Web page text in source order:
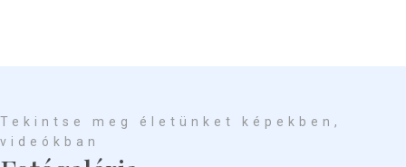
Tekintse meg életünket képekben,
videókban